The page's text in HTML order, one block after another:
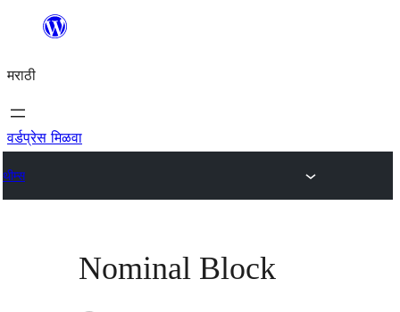
सामुग्रीवर
मराठी
वर्डप्रेस मिळवा
थीम्स
Nominal Block